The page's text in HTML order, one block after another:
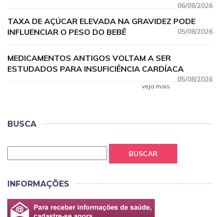
06/08/2026
TAXA DE AÇÚCAR ELEVADA NA GRAVIDEZ PODE
INFLUENCIAR O PESO DO BEBÊ
05/08/2026
MEDICAMENTOS ANTIGOS VOLTAM A SER
ESTUDADOS PARA INSUFICIÊNCIA CARDÍACA
05/08/2026
veja mais
BUSCA
BUSCAR
INFORMAÇÕES